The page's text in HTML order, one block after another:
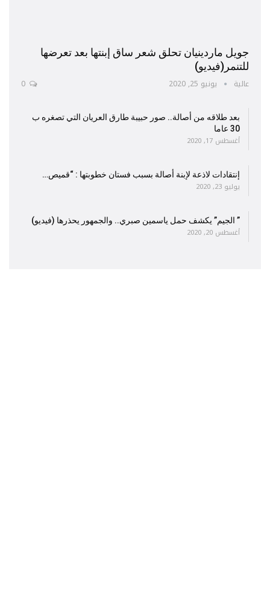
جويل ماردينيان تحلق شعر ساق إبنتها بعد تعرضها
للتنمر(فيديو)
عالية يونيو 25, 2020
بعد طلاقه من أصالة.. صور حبيبة طارق العريان التي تصغره ب
30 عاما
أغسطس 17, 2020
إنتقادات لاذعة لإبنة أصالة بسبب فستان خطوبتها : “قميص…
يوليو 23, 2020
” الجيم” يكشف حمل ياسمين صبري.. والجمهور يحذرها (فيديو)
أغسطس 20, 2020